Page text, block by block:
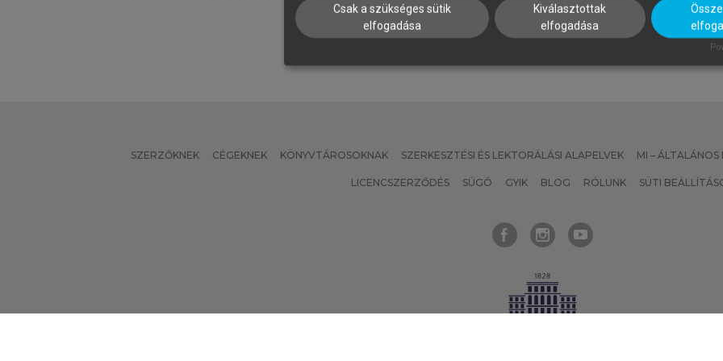
SZERZŐKNEK CÉGEKNEK KÖNYVTÁROSOKNAK SZERKESZTÉSI ÉS LEKTORÁLÁSI ALAPELVEK MI – ÁLTALÁNOS
LICENCSZERZŐDÉS SÚGÓ GYIK BLOG RÓLUNK SÜTI
Csak a szükséges sütik
elfogadása
Kiválasztottak
elfogadása